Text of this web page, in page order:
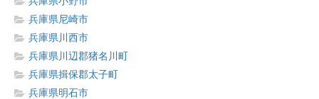
兵庫県尼崎市
兵庫県川西市
兵庫県川辺郡猪名川町
兵庫県揖保郡太子町
兵庫県明石市